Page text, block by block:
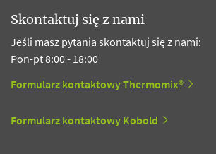
Skontaktuj się z nami
Jeśli masz pytania skontaktuj się z nami:
Pon-pt 8:00 - 18:00
Formularz kontaktowy Thermomix®
Formularz kontaktowy Kobold